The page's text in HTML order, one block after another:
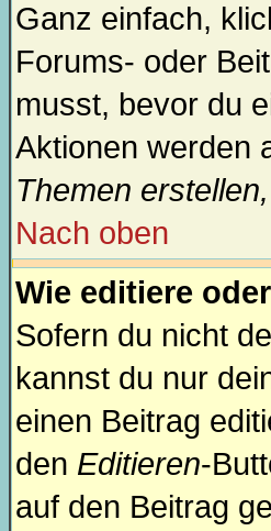
Ganz einfach,
Forums- oder
musst, bevor du
Aktionen werden
Themen
Nach oben
Wie editiere
Sofern du nicht
kannst du nur
einen Beitrag
den Editieren-
auf den Beitrag